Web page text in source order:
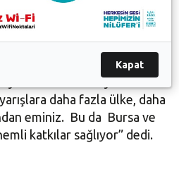
Başkan Turgay Erdem,
sergileyen, eşsiz bir doğaya
ve Mysia Yolları’nı tüm
hepinize teşekkür ediyorum.
yıl katlanarak artıyor.
daha fazla ülke, daha
eminiz. Bu da Bursa ve
katkılar sağlıyor” dedi.
Kapat